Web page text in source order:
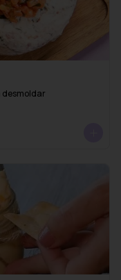
desmoldar